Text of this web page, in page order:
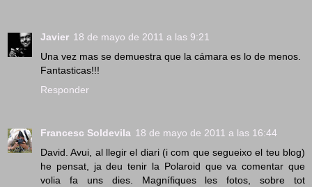
Javier 18 de mayo de 2011 a las 9:21
Una vez mas se demuestra que la cámara es lo de menos.
Fantasticas!!!
Responder
Francesc Soldevila 18 de mayo de 2011 a las 16:44
David. Avui, al llegir el diari (i com que segueixo el teu blog)
he pensat, ja deu tenir la Polaroid que va comentar que
volia fa uns dies. Magnífiques les fotos, sobre tot